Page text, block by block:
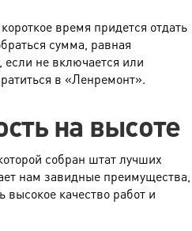
время придется отдать
сумма, равная
если не включается или
в «Ленремонт».
на высоте
собран штат лучших
нам завидные преимущества,
высокое качество работ и